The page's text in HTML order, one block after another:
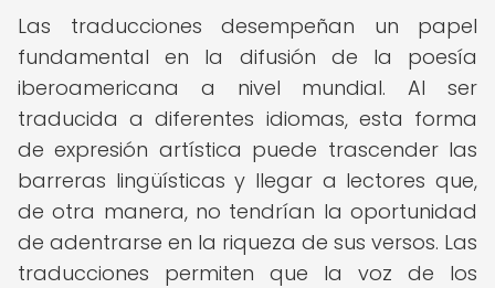
Las traducciones desempeñan un papel
fundamental en la difusión de la poesía
iberoamericana a nivel mundial. Al ser
traducida a diferentes idiomas, esta forma
de expresión artística puede trascender las
barreras lingüísticas y llegar a lectores que,
de otra manera, no tendrían la oportunidad
de adentrarse en la riqueza de sus versos. Las
traducciones permiten que la voz de los